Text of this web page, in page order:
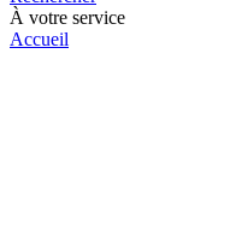
À votre service
Accueil